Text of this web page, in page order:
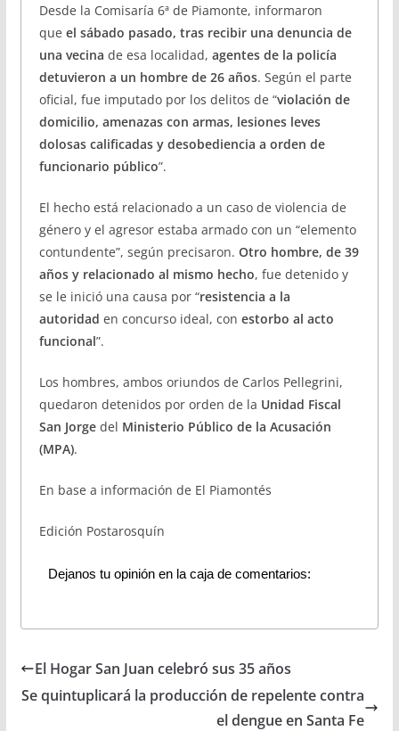
Desde la Comisaría 6ª de Piamonte, informaron
que el sábado pasado, tras recibir una denuncia de
una vecina de esa localidad, agentes de la policía
detuvieron a un hombre de 26 años. Según el parte
oficial, fue imputado por los delitos de “violación de
domicilio, amenazas con armas, lesiones leves
dolosas calificadas y desobediencia a orden de
funcionario público”.
El hecho está relacionado a un caso de violencia de
género y el agresor estaba armado con un “elemento
contundente”, según precisaron. Otro hombre, de 39
años y relacionado al mismo hecho, fue detenido y
se le inició una causa por “resistencia a la
autoridad en concurso ideal, con estorbo al acto
funcional”.
Los hombres, ambos oriundos de Carlos Pellegrini,
quedaron detenidos por orden de la Unidad Fiscal
San Jorgedel Ministerio Público de la Acusación
(MPA).
En base a información de El Piamontés
Edición Postarosquín
Dejanos tu opinión en la caja de comentarios:
El Hogar San Juan celebró sus 35 años
Se quintuplicará la producción de repelente contra
el dengue en Santa Fe